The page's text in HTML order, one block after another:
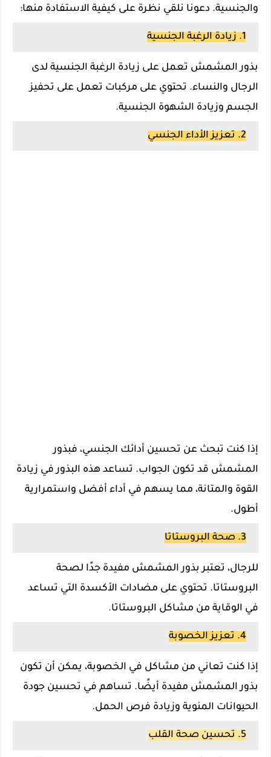
والجنسية. دعونا نلقي نظرة على كيفية الاستفادة منها:
1. زيادة الرغبة الجنسية
بذور المشمش تعمل على زيادة الرغبة الجنسية لدى
الرجال والنساء. تحتوي على مركبات تعمل على تحفيز
الجسم وزيادة الشهوة الجنسية.
2. تعزيز الأداء الجنسي
إذا كنت تبحث عن تحسين أدائك الجنسي، فبذور
المشمش قد تكون الجواب. تساعد هذه البذور في زيادة
القوة والمتانة، مما يسهم في أداء أفضل واستمرارية
أطول.
3. صحة البروستاتا
للرجال، تعتبر بذور المشمش مفيدة جدًا لصحة
البروستاتا. تحتوي على مضادات الأكسدة التي تساعد
في الوقاية من مشاكل البروستاتا.
4. تعزيز الخصوبة
إذا كنت تعاني من مشاكل في الخصوبة، يمكن أن تكون
بذور المشمش مفيدة أيضًا. تساهم في تحسين جودة
الحيوانات المنوية وزيادة فرص الحمل.
5. تحسين صحة القلب